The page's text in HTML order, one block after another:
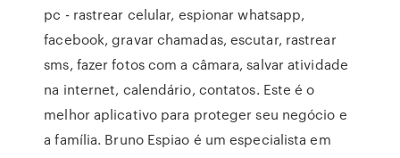
pc - rastrear celular, espionar whatsapp,
facebook, gravar chamadas, escutar, rastrear
sms, fazer fotos com a câmara, salvar atividade
na internet, calendário, contatos. Este é o
melhor aplicativo para proteger seu negócio e
a família. Bruno Espiao é um especialista em